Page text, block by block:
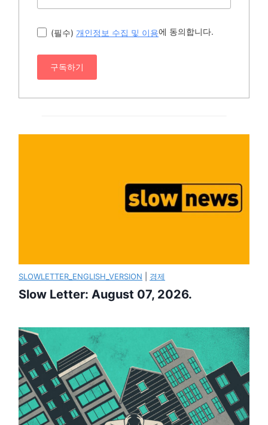
(필수) 개인정보 수집 및 이용에 동의합니다.
구독하기
SLOWLETTER_ENGLISH_VERSION 경제
Slow Letter: August 07, 2026.